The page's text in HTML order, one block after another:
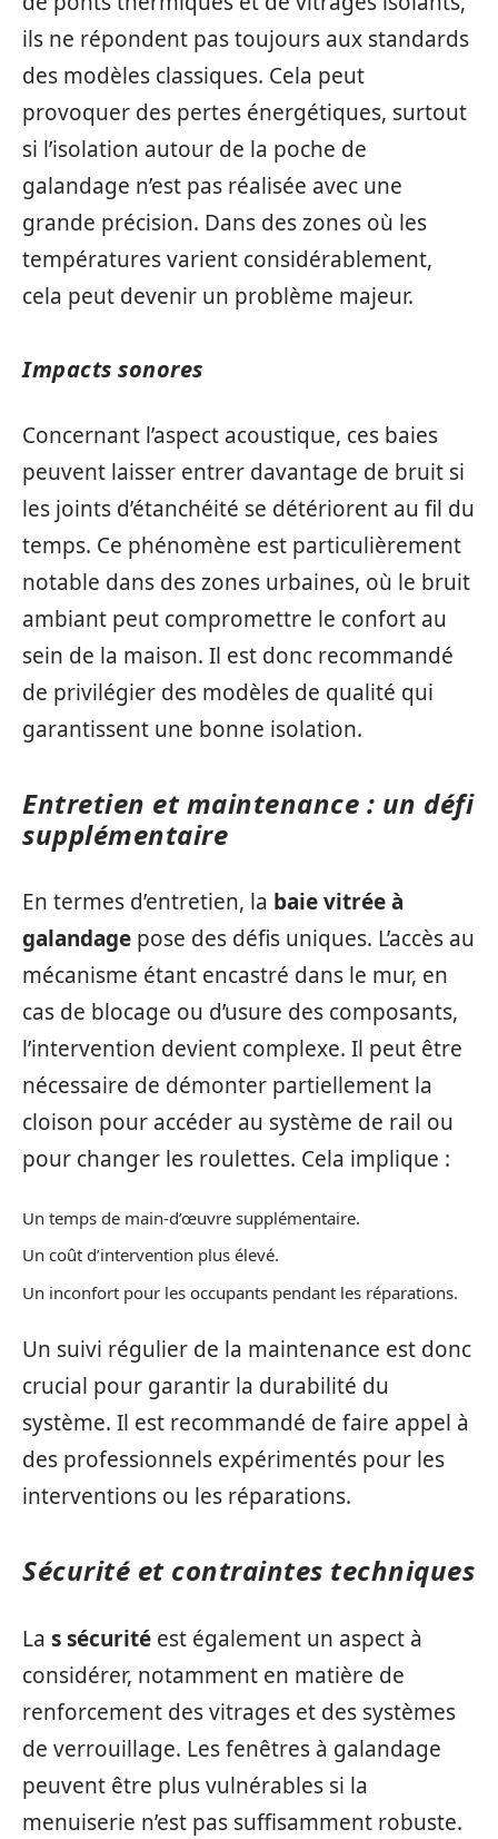
ils ne répondent pas toujours aux standards
des modèles classiques. Cela peut
provoquer des pertes énergétiques, surtout
si l’isolation autour de la poche de
galandage n’est pas réalisée avec une
grande précision. Dans des zones où les
températures varient considérablement,
cela peut devenir un problème majeur.
Impacts sonores
Concernant l’aspect acoustique, ces baies
peuvent laisser entrer davantage de bruit si
les joints d’étanchéité se détériorent au fil du
temps. Ce phénomène est particulièrement
notable dans des zones urbaines, où le bruit
ambiant peut compromettre le confort au
sein de la maison. Il est donc recommandé
de privilégier des modèles de qualité qui
garantissent une bonne isolation.
Entretien et maintenance : un défi
supplémentaire
En termes d’entretien, la baie vitrée à
galandage pose des défis uniques. L’accès au
mécanisme étant encastré dans le mur, en
cas de blocage ou d’usure des composants,
l’intervention devient complexe. Il peut être
nécessaire de démonter partiellement la
cloison pour accéder au système de rail ou
pour changer les roulettes. Cela implique :
Un temps de main-d’œuvre supplémentaire.
Un coût d’intervention plus élevé.
Un inconfort pour les occupants pendant les réparations.
Un suivi régulier de la maintenance est donc
crucial pour garantir la durabilité du
système. Il est recommandé de faire appel à
des professionnels expérimentés pour les
interventions ou les réparations.
Sécurité et contraintes techniques
La s sécurité est également un aspect à
considérer, notamment en matière de
renforcement des vitrages et des systèmes
de verrouillage. Les fenêtres à galandage
peuvent être plus vulnérables si la
menuiserie n’est pas suffisamment robuste.